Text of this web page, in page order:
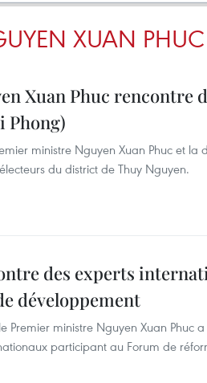
XUAN PHUC
Xuan Phuc rencontre
Phong)
ministre Nguyen Xuan Phuc et
du district de Thuy Nguyen.
des experts
développement
Premier ministre Nguyen Xuan Phuc
participant au Forum de